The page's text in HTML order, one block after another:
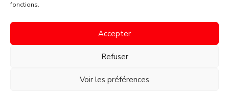
fonctions.
Accepter
Refuser
Voir les préférences
légalesFibre Digitale.fr/